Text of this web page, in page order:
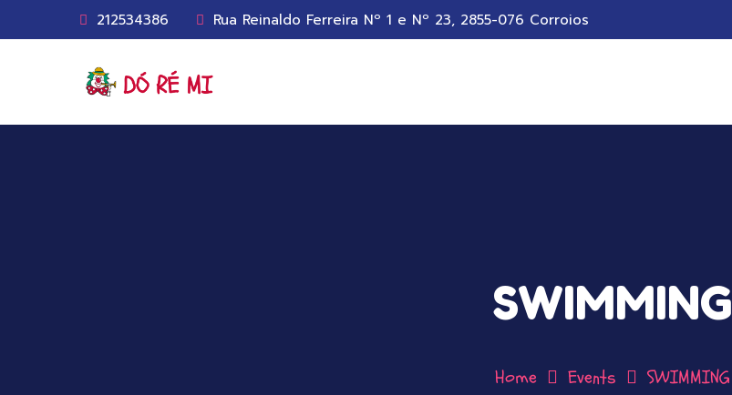
212534386 Rua Reinaldo Ferreira Nº 1 e Nº 23, 2855-076 Corroios
SWIMMING
Home Events SWIMMING